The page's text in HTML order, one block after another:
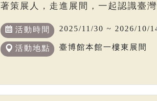
著策展人，走進展間，一起認識臺
活動時間 2025/11/30 ~ 2026/10/
活動地點 臺博館本館一樓東展間